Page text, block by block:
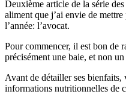
Deuxième article de la série
aliment que j’ai envie de
l’année: l’avocat.
Pour commencer, il est bon de
précisément une baie, et non
Avant de détailler ses
informations nutritionnelles de